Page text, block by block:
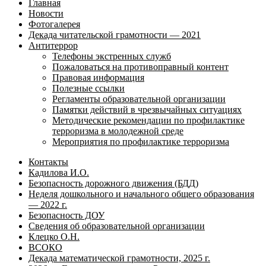
Главная
Новости
Фотогалерея
Декада читательской грамотности — 2021
Антитеррор
Телефоны экстренных служб
Пожаловаться на противоправный контент
Правовая информация
Полезные ссылки
Регламенты образовательной организации
Памятки действий в чрезвычайных ситуациях
Методические рекомендации по профилактике
терроризма в молодежной среде
Мероприятия по профилактике терроризма
Контакты
Кадилова И.О.
Безопасность дорожного движения (БДД)
Неделя дошкольного и начального общего образования
— 2022 г.
Безопасность ДОУ
Сведения об образовательной организации
Клецко О.Н.
ВСОКО
Декада математической грамотности, 2025 г.